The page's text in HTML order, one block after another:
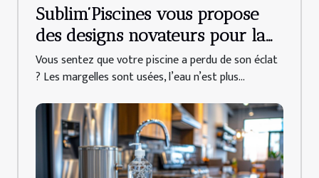
Sublim’Piscines vous propose
des designs novateurs pour la
rénovation de votre piscine
dans le Var !
Vous sentez que votre piscine a perdu de son éclat
? Les margelles sont usées, l’eau n’est plus...